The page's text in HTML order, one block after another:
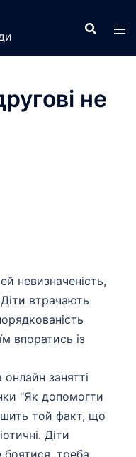
не
невизначеність,
втрачають
впоратись із
занятті
"Як допомогти
той факт, що
Діти
треба